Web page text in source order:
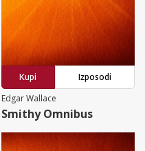
Kupi
Izposodi
Edgar Wallace
Smithy Omnibus